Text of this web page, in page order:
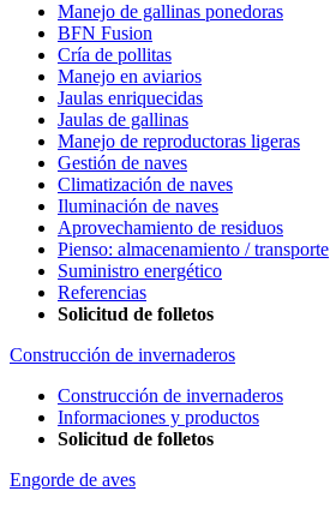
Manejo de gallinas ponedoras
BFN Fusion
Cría de pollitas
Manejo en aviarios
Jaulas enriquecidas
Jaulas de gallinas
Manejo de reproductoras ligeras
Gestión de naves
Climatización de naves
Iluminación de naves
Aprovechamiento de residuos
Pienso: almacenamiento / transporte
Suministro energético
Referencias
Solicitud de folletos
Construcción de invernaderos
Construcción de invernaderos
Informaciones y productos
Solicitud de folletos
Engorde de aves